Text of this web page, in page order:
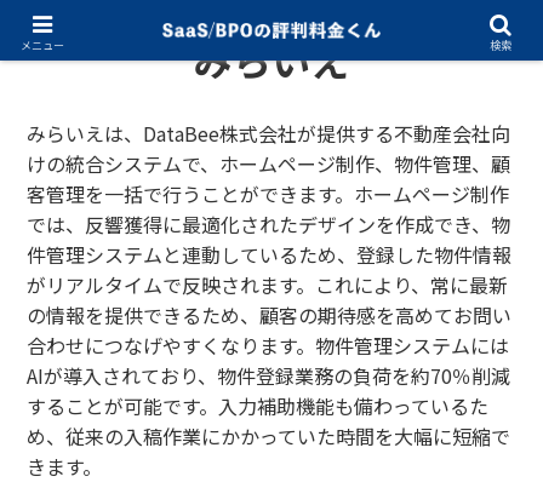
みらいえ
みらいえは、DataBee株式会社が提供する不動産会社向
けの統合システムで、ホームページ制作、物件管理、顧
客管理を一括で行うことができます。ホームページ制作
では、反響獲得に最適化されたデザインを作成でき、物
件管理システムと連動しているため、登録した物件情報
がリアルタイムで反映されます。これにより、常に最新
の情報を提供できるため、顧客の期待感を高めてお問い
合わせにつなげやすくなります。物件管理システムには
AIが導入されており、物件登録業務の負荷を約70％削減
することが可能です。入力補助機能も備わっているた
め、従来の入稿作業にかかっていた時間を大幅に短縮で
きます。
メニュー 検索